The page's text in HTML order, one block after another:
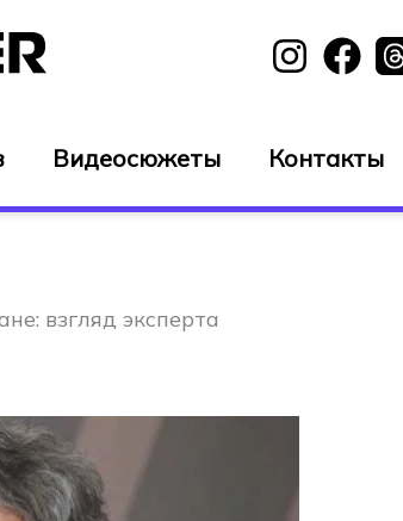
Видеосюжеты Контакты
взгляд эксперта